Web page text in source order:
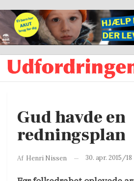
Gud havde en
redningsplan
Af Henri Nissen 30. apr. 2015/18